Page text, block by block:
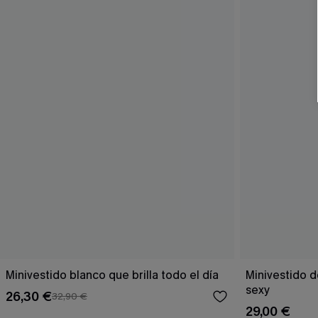
Minivestido blanco que brilla todo el día
26,30 €32,90 €
Minivestido
sexy
29,00 €